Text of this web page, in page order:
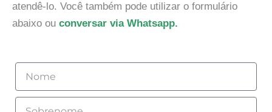
atendê-lo. Você também pode utilizar o formulário
abaixo ou conversar via Whatsapp.
Nome
Sobrenome